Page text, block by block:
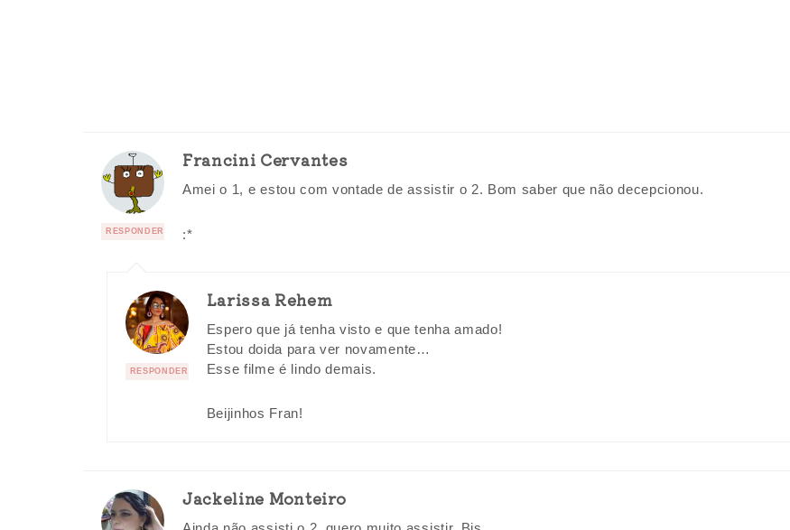
RESPONDER
Francini Cervantes
Amei o 1, e estou com vontade de assistir o 2. Bom saber que não decepcionou.
:*
RESPONDER
Larissa Rehem
Espero que já tenha visto e que tenha amado!
Estou doida para ver novamente…
Esse filme é lindo demais.
Beijinhos Fran!
Jackeline Monteiro